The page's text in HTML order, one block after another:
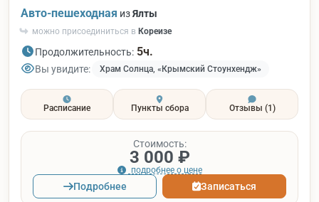
Авто-пешеходная изЯлты
можно присоединиться в Кореизе
Продолжительность: 5ч.
Вы увидите: Храм Солнца, «Крымский Стоунхендж»
Расписание Пункты сбора Отзывы (1)
Стоимость:
3 000 ₽
подробнее о цене
Подробнее Записаться